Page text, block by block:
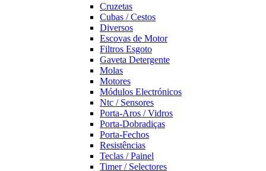
Cruzetas
Cubas / Cestos
Diversos
Escovas de Motor
Filtros Esgoto
Gaveta Detergente
Molas
Motores
Módulos Electrónicos
Ntc / Sensores
Porta-Aros / Vidros
Porta-Dobradiças
Porta-Fechos
Resistências
Teclas / Painel
Timer / Selectores